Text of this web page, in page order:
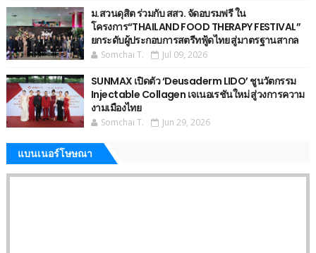
ม.สวนดุสิต ร่วมกับ สสว. จัดอบรมฟรี ใน
โครงการ“THAILAND FOOD THERAPY FESTIVAL”
ยกระดับผู้ประกอบการสตรีทฟู้ดไทย สู่มาตรฐานสากล
Somchai T. Jul 09, 2026
SUNMAX เปิดตัว ‘Deusaderm LIDO’ ชูนวัตกรรม
Injectable Collagen เจเนอเรชันใหม่ สู่วงการความ
งามเมืองไทย
Somchai T. Jun 29, 2026
แบนเนอร์โษษณา